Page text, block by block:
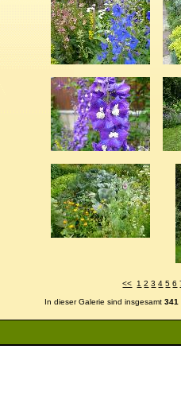
<< 1 2 3 4 5 6
In dieser Galerie sind insgesamt